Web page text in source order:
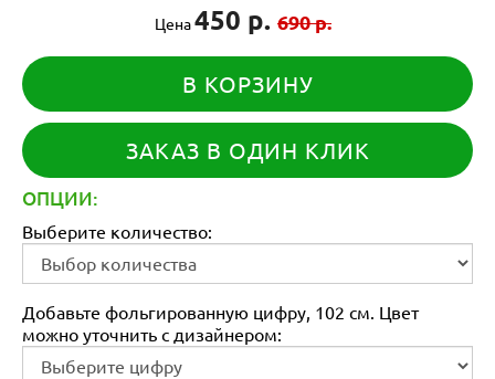
Цена450 р. 690 р.
В КОРЗИНУ
ЗАКАЗ В ОДИН КЛИК
ОПЦИИ:
Выберите количество:
Добавьте фольгированную цифру, 102 см. Цвет
можно уточнить с дизайнером: